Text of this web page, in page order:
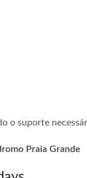
o suporte
Praia Grande